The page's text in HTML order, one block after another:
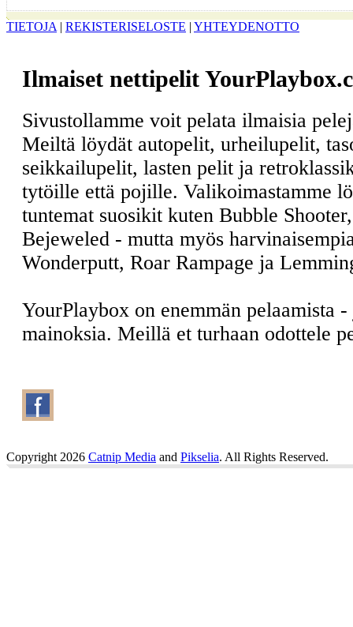
TIETOJA | REKISTERISELOSTE | YHTEYDENOTTO
Ilmaiset nettipelit
Sivustollamme voit pelata ilmaisia
Meiltä löydät autopelit, urheilupelit,
seikkailupelit, lasten pelit ja
tytöille että pojille. Valikoimastamme
tuntemat suosikit kuten Bubble
Bejeweled - mutta myös
Wonderputt, Roar Rampage ja
YourPlaybox on enemmän pelaamista
mainoksia. Meillä et turhaan odottele
Copyright 2026 Catnip Media and Pikselia. All Rights Reserved.